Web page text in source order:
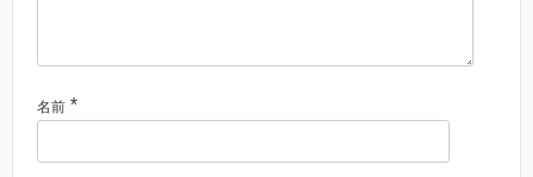
名前 *